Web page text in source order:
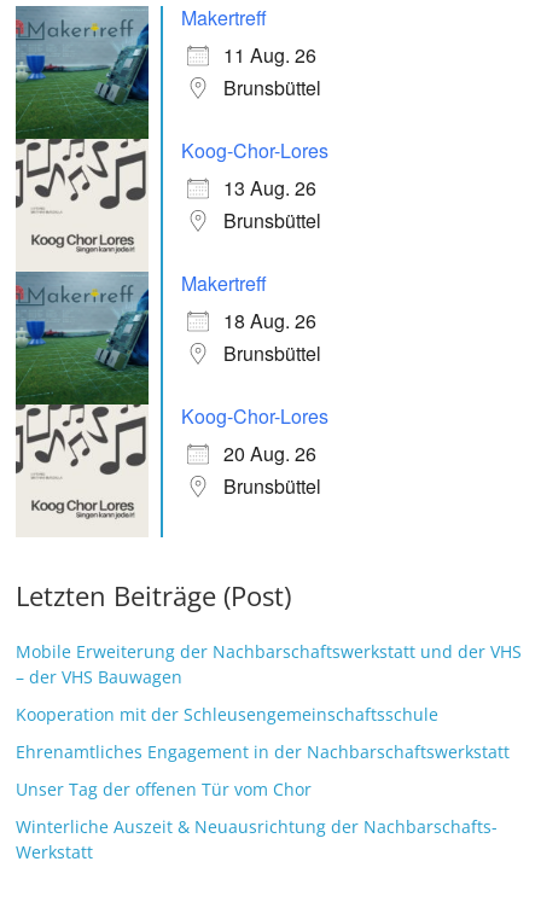
Makertreff
11 Aug. 26
Brunsbüttel
Koog-Chor-Lores
13 Aug. 26
Brunsbüttel
Makertreff
18 Aug. 26
Brunsbüttel
Koog-Chor-Lores
20 Aug. 26
Brunsbüttel
Letzten Beiträge (Post)
Mobile Erweiterung der Nachbarschaftswerkstatt und der VHS
– der VHS Bauwagen
Kooperation mit der Schleusengemeinschaftsschule
Ehrenamtliches Engagement in der Nachbarschaftswerkstatt
Unser Tag der offenen Tür vom Chor
Winterliche Auszeit & Neuausrichtung der Nachbarschafts-
Werkstatt